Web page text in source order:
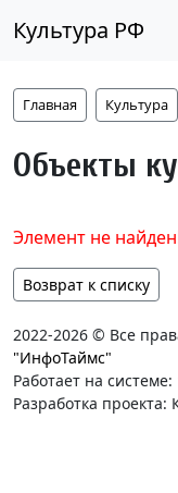
Культура РФ
Главная Культура
Объекты
Элемент не
Возврат к списку
2022-2026 © Все
"ИнфоТаймс"
Работает на
Разработка